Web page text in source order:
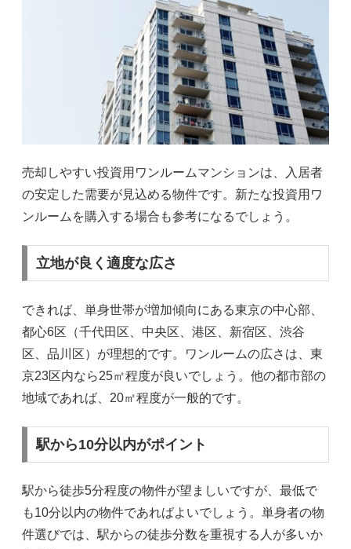
売却しやすい投資用ワンルームマンションは、入居者
の安定した需要が見込める物件です。新たな投資用ワ
ンルームを購入する場合も参考になるでしょう。
立地が良く適度な広さ
できれば、単身世帯が増加傾向にある東京の中心部、
都心6区（千代田区、中央区、港区、新宿区、渋谷
区、品川区）が理想的です。ワンルームの広さは、東
京23区内なら25㎡程度が良いでしょう。他の都市部の
地域であれば、20㎡程度が一般的です。
駅から10分以内がポイント
駅から徒歩5分程度の物件が望ましいですが、最低で
も10分以内の物件であればよいでしょう。単身者の物
件選びでは、駅からの徒歩分数を重視する人が多いか